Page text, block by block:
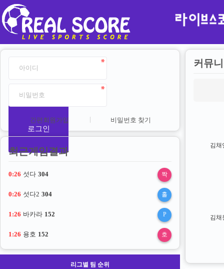
로그인
간편회원가입 비밀번호 찾기
최근게임결과
0:26 섯다 304 짝
0:26 섯다2 304 홀
1:26 바카라 152 P
1:26 용호 152 호
리그별 팀 순위
커뮤
김채
김채